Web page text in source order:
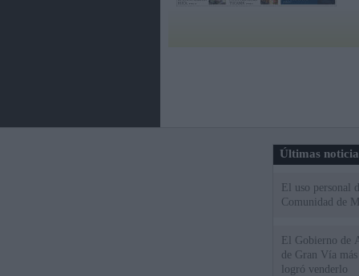
Últimas
El uso personal
Comunidad de
El Gobierno de
de Gran Vía
logró venderlo